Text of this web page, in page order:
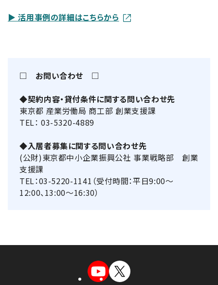
▶ 活用事例の詳細はこちらから
□ お問い合わせ □
◆契約内容・貸付条件に関する問い合わせ先
東京都 産業労働局 商工部 創業支援課
TEL： 03-5320-4889
◆入居者募集に関する問い合わせ先
(公財)東京都中小企業振興公社 事業戦略部 創業
支援課
TEL：03-5220-1141（受付時間：平日9:00～
12:00、13:00～16:30）